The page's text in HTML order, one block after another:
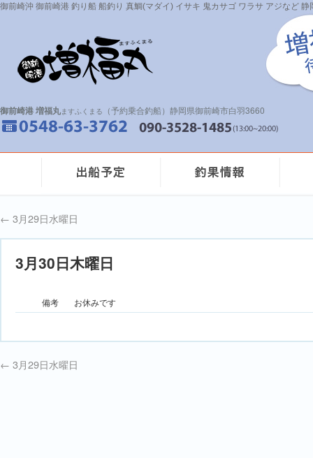
御前崎沖 御前崎港 釣り船 船釣り 真鯛(マダイ) イサキ 鬼カサゴ ワラサ アジなど
御前崎港 増福丸ますふくまる （予約乗合釣船）静岡県御前崎市白羽3660
← 3月29日水曜日
3月30日木曜日
備考 お休みです
← 3月29日水曜日